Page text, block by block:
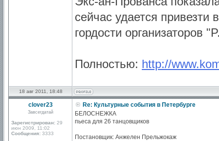
сейчас удается привезти
гордости организаторов
Полностью: http://
18 авг 2011, 18:48
clover23
Завсегдатай
Зарегистрирован: 29
июн 2009, 11:02
Сообщения: 3333
Re: Культурные события в Петербурге
БЕЛОСНЕЖКА
пьеса для 26 танцовщиков
Постановщик: Анжелен Прельжокаж